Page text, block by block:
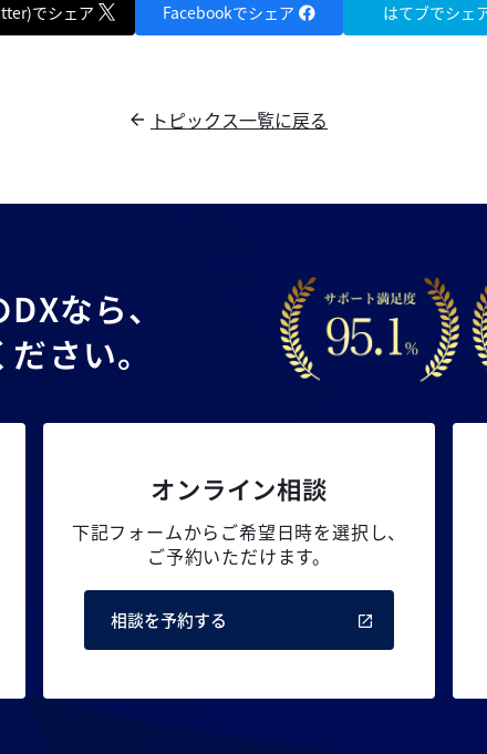
でシェア Facebookでシェア はてブでシェ
トピックス一覧に戻る
DXなら、
さい。
オンライン相談
下記フォームからご希望日時を選択し、
ご予約いただけます。
相談を予約する